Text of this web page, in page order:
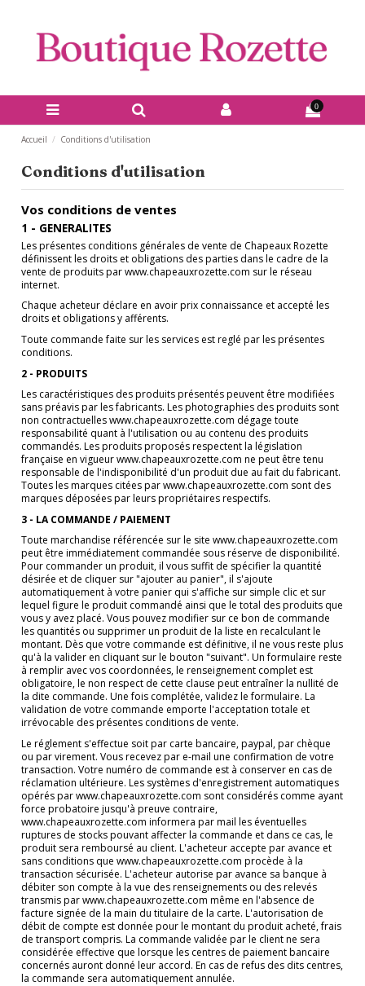
0
Accueil Conditions d'utilisation
Conditions d'utilisation
Vos conditions de ventes
1 - GENERALITES
Les présentes conditions générales de vente de Chapeaux Rozette
définissent les droits et obligations des parties dans le cadre de la
vente de produits par www.chapeauxrozette.com sur le réseau
internet.
Chaque acheteur déclare en avoir prix connaissance et accepté les
droits et obligations y afférents.
Toute commande faite sur les services est reglé par les présentes
conditions.
2 - PRODUITS
Les caractéristiques des produits présentés peuvent être modifiées
sans préavis par les fabricants. Les photographies des produits sont
non contractuelles www.chapeauxrozette.com dégage toute
responsabilité quant à l'utilisation ou au contenu des produits
commandés. Les produits proposés respectent la législation
française en vigueur www.chapeauxrozette.com ne peut être tenu
responsable de l'indisponibilité d'un produit due au fait du fabricant.
Toutes les marques citées par www.chapeauxrozette.com sont des
marques déposées par leurs propriétaires respectifs.
3 - LA COMMANDE / PAIEMENT
Toute marchandise référencée sur le site www.chapeauxrozette.com
peut être immédiatement commandée sous réserve de disponibilité.
Pour commander un produit, il vous suffit de spécifier la quantité
désirée et de cliquer sur "ajouter au panier", il s'ajoute
automatiquement à votre panier qui s'affiche sur simple clic et sur
lequel figure le produit commandé ainsi que le total des produits que
vous y avez placé. Vous pouvez modifier sur ce bon de commande
les quantités ou supprimer un produit de la liste en recalculant le
montant. Dès que votre commande est définitive, il ne vous reste plus
qu'à la valider en cliquant sur le bouton "suivant". Un formulaire reste
à remplir avec vos coordonnées, le renseignement complet est
obligatoire, le non respect de cette clause peut entraîner la nullité de
la dite commande. Une fois complétée, validez le formulaire. La
validation de votre commande emporte l'acceptation totale et
irrévocable des présentes conditions de vente.
Le réglement s'effectue soit par carte bancaire, paypal, par chèque
ou par virement. Vous recevez par e-mail une confirmation de votre
transaction. Votre numéro de commande est à conserver en cas de
réclamation ultérieure. Les systèmes d'enregistrement automatiques
opérés par www.chapeauxrozette.com sont considérés comme ayant
force probatoire jusqu'à preuve contraire,
www.chapeauxrozette.com informera par mail les éventuelles
ruptures de stocks pouvant affecter la commande et dans ce cas, le
produit sera remboursé au client. L'acheteur accepte par avance et
sans conditions que www.chapeauxrozette.com procède à la
transaction sécurisée. L'acheteur autorise par avance sa banque à
débiter son compte à la vue des renseignements ou des relevés
transmis par www.chapeauxrozette.com même en l'absence de
facture signée de la main du titulaire de la carte. L'autorisation de
débit de compte est donnée pour le montant du produit acheté, frais
de transport compris. La commande validée par le client ne sera
considérée effective que lorsque les centres de paiement bancaire
concernés auront donné leur accord. En cas de refus des dits centres,
la commande sera automatiquement annulée.